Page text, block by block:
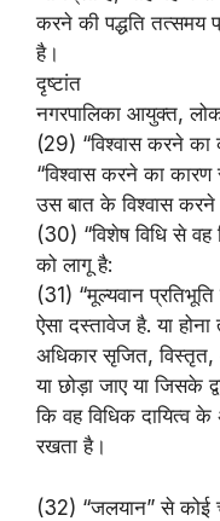
करने की पद्धति तत्समय
है।
दृष्टांत
नगरपालिका आयुक्त,
(29) “विश्वास करने का
“विश्वास करने का
उस बात के विश्वास करने
(30) “विशेष विधि से वह
को लागू है:
(31) “मूल्यवान
ऐसा दस्तावेज है. या होना
अधिकार सृजित, विस्तृत,
या छोड़ा जाए या जिसके
कि वह विधिक दायित्व
रखता है।
(32) “जलयान” से कोई